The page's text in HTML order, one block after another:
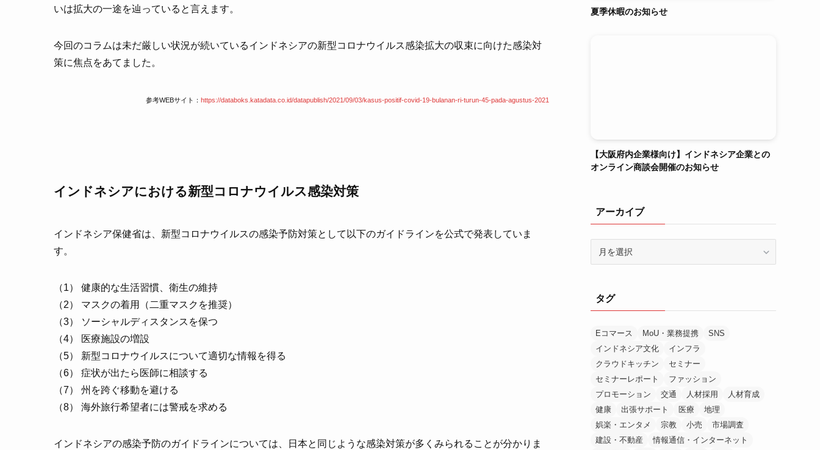
いは拡大の一途を辿っていると言えます。
今回のコラムは未だ厳しい状況が続いているインドネシアの新型コロナウイルス感染拡大の収束に向けた感染対
策に焦点をあてました。
参考WEBサイト： https://databoks.katadata.co.id/datapublish/2021/09/03/kasus-positif-covid-19-bulanan-ri-turun-45-pada-agustus-2021
インドネシアにおける新型コロナウイルス感染対策
インドネシア保健省は、新型コロナウイルスの感染予防対策として以下のガイドラインを公式で発表していま
す。
（1） 健康的な生活習慣、衛生の維持
（2） マスクの着用（二重マスクを推奨）
（3） ソーシャルディスタンスを保つ
（4） 医療施設の増設
（5） 新型コロナウイルスについて適切な情報を得る
（6） 症状が出たら医師に相談する
（7） 州を跨ぐ移動を避ける
（8） 海外旅行希望者には警戒を求める
インドネシアの感染予防のガイドラインについては、日本と同じような感染対策が多くみられることが分かりま
夏季休暇のお知らせ
【大阪府内企業様向け】インドネシア企業との
オンライン商談会開催のお知らせ
アーカイブ
ブタグ
Eコマース MoU・業務提携
SNS
インドネシア文化
インフラ
クラウドキッチン
セミナー
セミナーレポート
ファッション
プロモーション
交通 人材採用
人材育成
健康
出張サポート 医療
地理
娯楽・エンタメ
宗教 小売
市場調査
建設・不動産
情報通信・インターネット